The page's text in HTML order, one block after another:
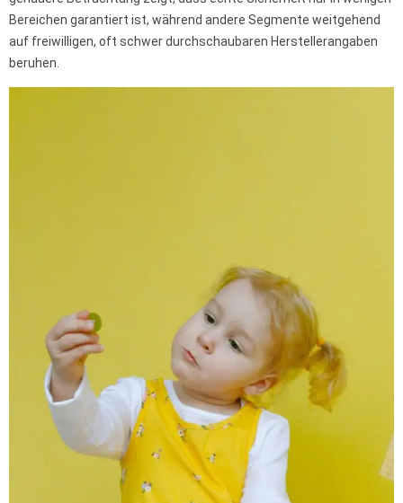
Bereichen garantiert ist, während andere Segmente weitgehend
auf freiwilligen, oft schwer durchschaubaren Herstellerangaben
beruhen.